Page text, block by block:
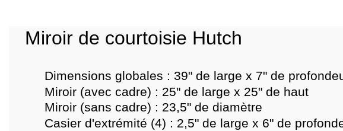
Miroir de courtoisie Hutch
Dimensions globales : 39" de large x 7" de
Miroir (avec cadre) : 25" de large x 25" de haut
Miroir (sans cadre) : 23,5" de diamètre
Casier d'extrémité (4) : 2,5" de large x 6" de